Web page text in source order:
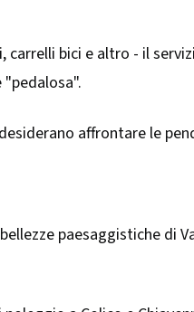
bici e altro - il
affrontare le
paesaggistiche di